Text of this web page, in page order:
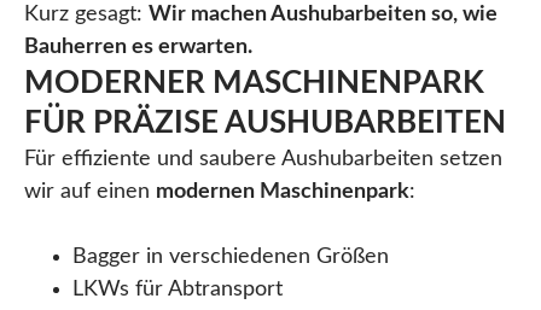
MODERNER MASCHINENPARK
FÜR PRÄZISE AUSHUBARBEITEN
Für effiziente und saubere Aushubarbeiten setzen
wir auf einen modernen Maschinenpark:
Bagger in verschiedenen Größen
LKWs für Abtransport
Kurz gesagt: Wir machen Aushubarbeiten so, wie
Bauherren es erwarten.